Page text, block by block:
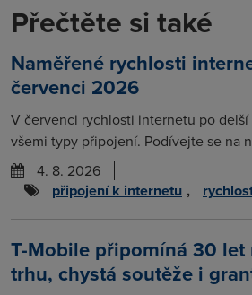
Přečtěte si také
Naměřené rychlosti
červenci 2026
V červenci rychlosti internetu po
všemi typy připojení. Podívejte se na
4. 8. 2026
připojení k internetu ,
T-Mobile připomíná 30 let
trhu, chystá soutěže i